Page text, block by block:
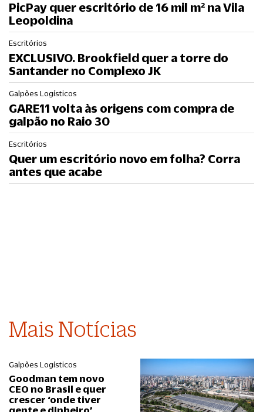
PicPay quer escritório de 16 mil m² na Vila
Leopoldina
Escritórios
EXCLUSIVO. Brookfield quer a torre do
Santander no Complexo JK
Galpões Logísticos
GARE11 volta às origens com compra de
galpão no Raio 30
Escritórios
Quer um escritório novo em folha? Corra
antes que acabe
Mais Notícias
Galpões Logísticos
Goodman tem novo
CEO no Brasil e quer
crescer ‘onde tiver